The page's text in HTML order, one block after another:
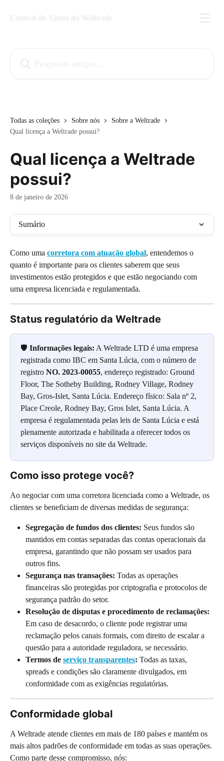
Todas as coleções Sobre nós
Sobre a Weltrade
Qual licença a Weltrade possui?
Qual licença a Weltrade
possui?
8 de janeiro de 2026
Sumário
Como uma corretora com atuação global, entendemos o
quanto é importante para os clientes saberem que seus
investimentos estão protegidos e que estão negociando com
uma empresa licenciada e regulamentada.
Status regulatório da Weltrade
🛡️ Informações legais: A Weltrade LTD é uma empresa
registrada como IBC em Santa Lúcia, com o número de
registro NO. 2023-00055, endereço registrado: Ground
Floor, The Sotheby Building, Rodney Village, Rodney
Bay, Gros-Islet, Santa Lúcia. Endereço físico: Sala nº 2,
Place Creole, Rodney Bay, Gros Islet, Santa Lúcia. A
empresa é regulamentada pelas leis de Santa Lúcia e está
plenamente autorizada e habilitada a oferecer todos os
serviços disponíveis no site da Weltrade.
Como isso protege você?
Ao negociar com uma corretora licenciada como a Weltrade, os
clientes se beneficiam de diversas medidas de segurança:
Segregação de fundos dos clientes: Seus fundos são
mantidos em contas separadas das contas operacionais da
empresa, garantindo que não possam ser usados para
outros fins.
Segurança nas transações: Todas as operações
financeiras são protegidas por criptografia e protocolos de
segurança padrão do setor.
Resolução de disputas e procedimento de reclamações:
Em caso de desacordo, o cliente pode registrar uma
reclamação pelos canais formais, com direito de escalar a
questão para a autoridade reguladora, se necessário.
Termos de serviço transparentes: Todas as taxas,
spreads e condições são claramente divulgados, em
conformidade com as exigências regulatórias.
Conformidade global
A Weltrade atende clientes em mais de 180 países e mantém os
mais altos padrões de conformidade em todas as suas operações.
Como parte desse compromisso, nós: